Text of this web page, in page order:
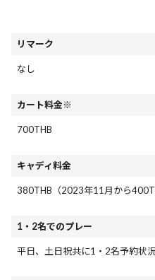
リマーク
なし
カート料金※
700THB
キャディ料金
380THB（2023年11月から
1・2名でのプレー
平日、土日祝共に1・2名予約状